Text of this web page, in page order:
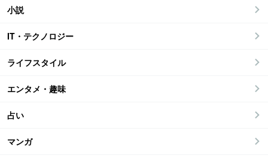
小説
IT・テクノロジー
ライフスタイル
エンタメ・趣味
占い
マンガ